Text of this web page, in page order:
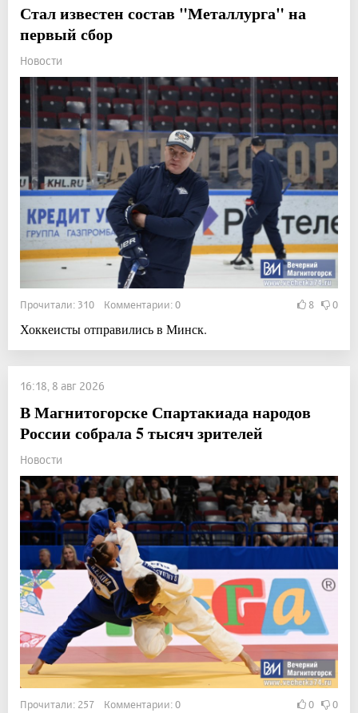
Стал известен состав "Металлурга" на
первый сбор
Новости
Прочитали: 310 Комментарии: 0 8 0
Хоккеисты отправились в Минск.
16:18, 8 авг 2026
В Магнитогорске Спартакиада народов
России собрала 5 тысяч зрителей
Новости
Прочитали: 257 Комментарии: 0 0 0